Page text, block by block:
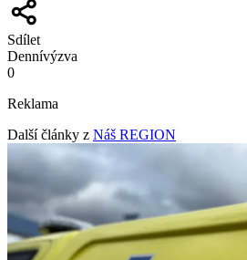
Sdílet
Dennívýzva
0
Reklama
Další články z Náš REGION